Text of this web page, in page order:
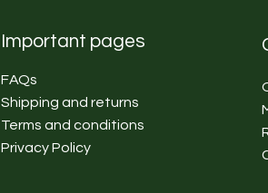
furniture and
both in presence
courses to teach
path, from
helping to
Important pages
FAQs
Shipping and returns
Terms and conditions
Privacy Policy